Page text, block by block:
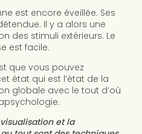
est encore éveillée. Ses
Il y a alors une
des stimuli extérieurs. Le
est facile.
que vous pouvez
état qui est l’état de la
globale avec le tout d’où
et la